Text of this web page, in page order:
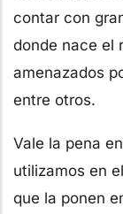
contar con
donde nace el
amenazados
entre otros.
Vale la pena
utilizamos en
que la ponen